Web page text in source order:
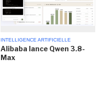
INTELLIGENCE ARTIFICIELLE
Alibaba lance Qwen 3.8-
Max